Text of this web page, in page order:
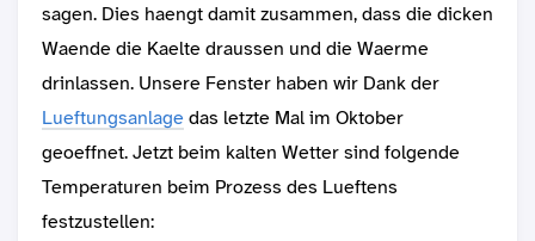
sagen. Dies haengt damit zusammen, dass die dicken
Waende die Kaelte draussen und die Waerme
drinlassen. Unsere Fenster haben wir Dank der
Lueftungsanlage das letzte Mal im Oktober
geoeffnet. Jetzt beim kalten Wetter sind folgende
Temperaturen beim Prozess des Lueftens
festzustellen: